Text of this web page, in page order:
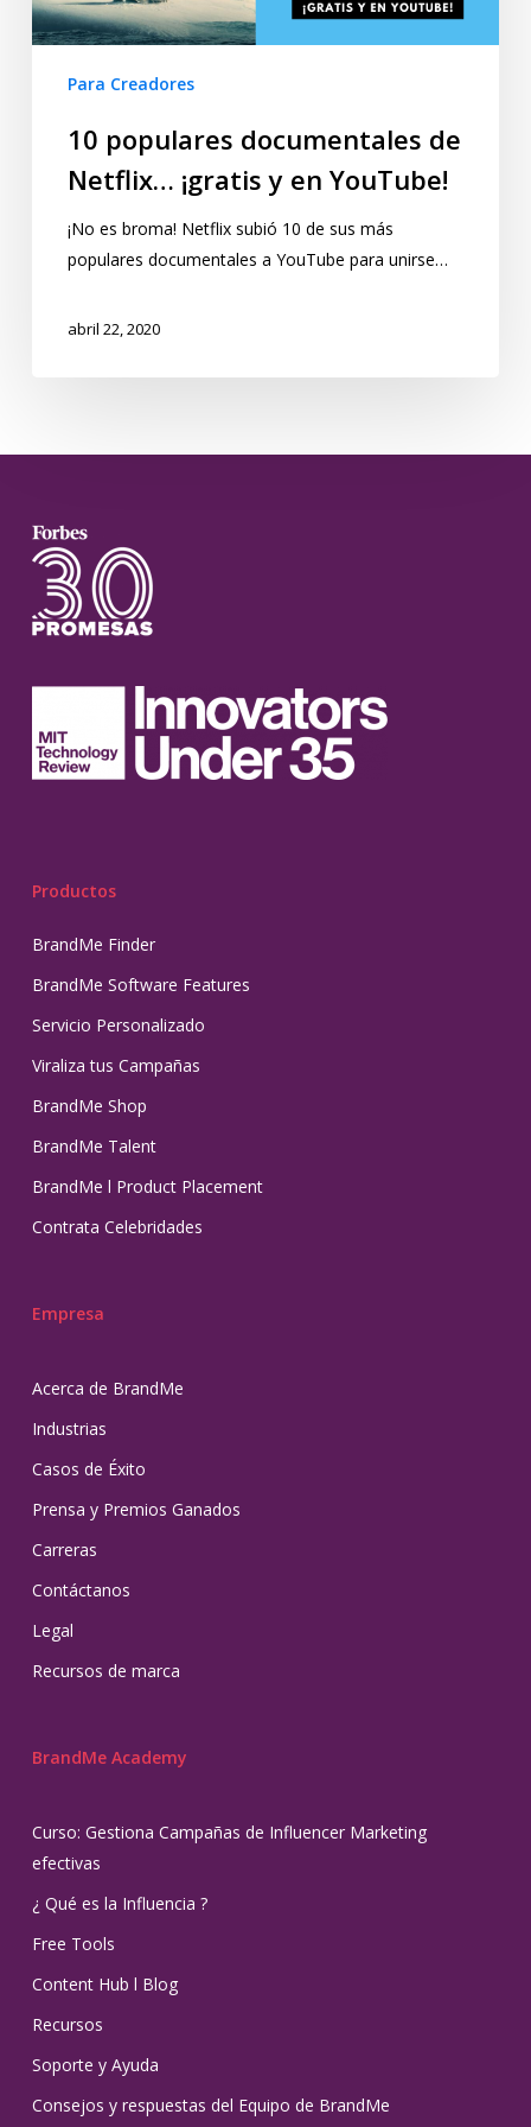
Para Creadores
10 populares documentales de
Netflix… ¡gratis y en YouTube!
¡No es broma! Netflix subió 10 de sus más
populares documentales a YouTube para unirse…
abril 22, 2020
Productos
BrandMe Finder
BrandMe Software Features
Servicio Personalizado
Viraliza tus Campañas
BrandMe Shop
BrandMe Talent
BrandMe l Product Placement
Contrata Celebridades
Empresa
Acerca de BrandMe
Industrias
Casos de Éxito
Prensa y Premios Ganados
Carreras
Contáctanos
Legal
Recursos de marca
BrandMe Academy
Curso: Gestiona Campañas de Influencer Marketing
efectivas
¿ Qué es la Influencia ?
Free Tools
Content Hub l Blog
Recursos
Soporte y Ayuda
Consejos y respuestas del Equipo de BrandMe